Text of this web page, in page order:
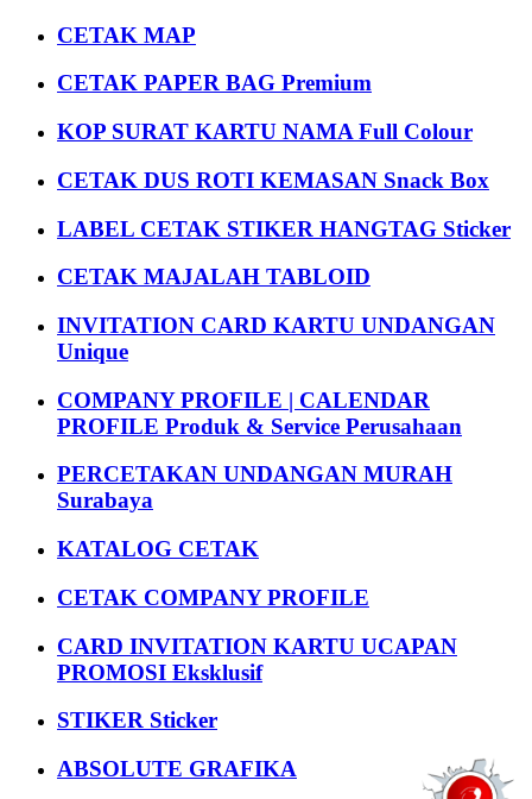
CETAK MAP
CETAK PAPER BAG Premium
KOP SURAT KARTU NAMA Full Colour
CETAK DUS ROTI KEMASAN Snack Box
LABEL CETAK STIKER HANGTAG Sticker
CETAK MAJALAH TABLOID
INVITATION CARD KARTU UNDANGAN
Unique
COMPANY PROFILE | CALENDAR
PROFILE Produk & Service Perusahaan
PERCETAKAN UNDANGAN MURAH
Surabaya
KATALOG CETAK
CETAK COMPANY PROFILE
CARD INVITATION KARTU UCAPAN
PROMOSI Eksklusif
STIKER Sticker
ABSOLUTE GRAFIKA